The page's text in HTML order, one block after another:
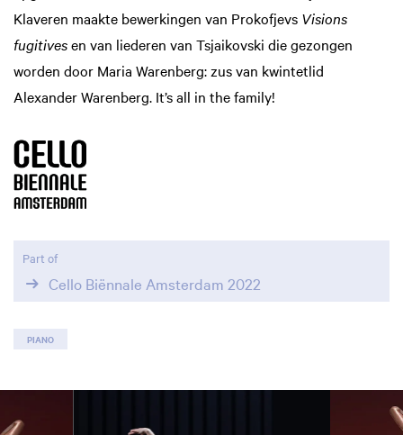
Klaveren maakte bewerkingen van Prokofjevs Visions
fugitivesen van liederen van Tsjaikovski die gezongen
worden door Maria Warenberg: zus van kwintetlid
Alexander Warenberg. It’s all in the family!
Part of
Cello Biënnale Amsterdam 2022
PIANO